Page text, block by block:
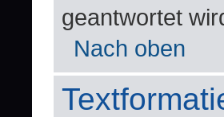
geantwortet
Nach oben